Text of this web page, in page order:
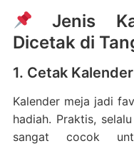
Jenis
Dicetak di
1. Cetak
Kalender meja jadi
hadiah. Praktis,
sangat cocok